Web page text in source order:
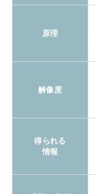
原理
解像度
得られる
情報